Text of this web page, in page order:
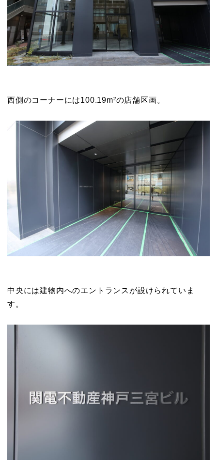
西側のコーナーには100.19m²の店舗区画。
中央には建物内へのエントランスが設けられていま
す。